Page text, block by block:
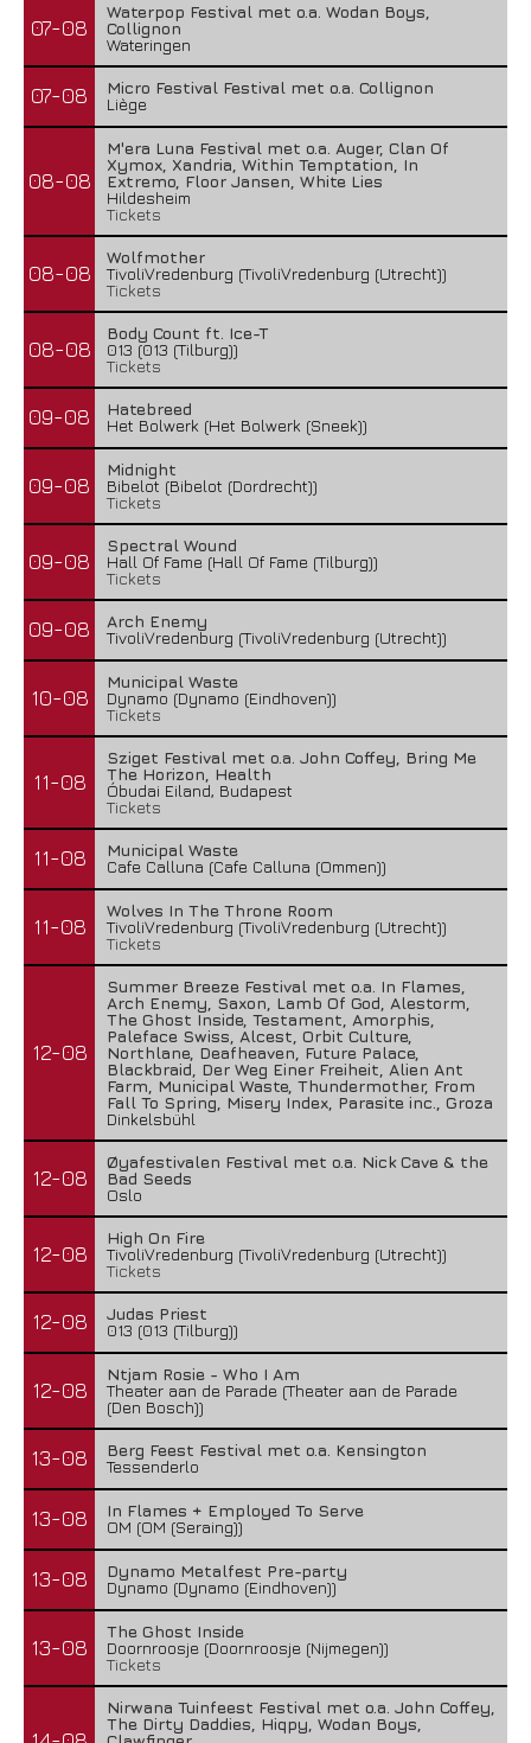
07-08
Waterpop Festival met o.a. Wodan Boys,
Collignon
Wateringen
07-08
Micro Festival Festival met o.a. Collignon
Liège
08-08
M'era Luna Festival met o.a. Auger, Clan Of
Xymox, Xandria, Within Temptation, In
Extremo, Floor Jansen, White Lies
Hildesheim
Tickets
08-08
Wolfmother
TivoliVredenburg (TivoliVredenburg (Utrecht))
Tickets
08-08
Body Count ft. Ice-T
013 (013 (Tilburg))
Tickets
09-08
Hatebreed
Het Bolwerk (Het Bolwerk (Sneek))
09-08
Midnight
Bibelot (Bibelot (Dordrecht))
Tickets
09-08
Spectral Wound
Hall Of Fame (Hall Of Fame (Tilburg))
Tickets
09-08
Arch Enemy
TivoliVredenburg (TivoliVredenburg (Utrecht))
10-08
Municipal Waste
Dynamo (Dynamo (Eindhoven))
Tickets
11-08
Sziget Festival met o.a. John Coffey, Bring Me
The Horizon, Health
Óbudai Eiland, Budapest
Tickets
11-08
Municipal Waste
Cafe Calluna (Cafe Calluna (Ommen))
11-08
Wolves In The Throne Room
TivoliVredenburg (TivoliVredenburg (Utrecht))
Tickets
12-08
Summer Breeze Festival met o.a. In Flames,
Arch Enemy, Saxon, Lamb Of God, Alestorm,
The Ghost Inside, Testament, Amorphis,
Paleface Swiss, Alcest, Orbit Culture,
Northlane, Deafheaven, Future Palace,
Blackbraid, Der Weg Einer Freiheit, Alien Ant
Farm, Municipal Waste, Thundermother, From
Fall To Spring, Misery Index, Parasite inc., Groza
Dinkelsbühl
12-08
Øyafestivalen Festival met o.a. Nick Cave & the
Bad Seeds
Oslo
12-08
High On Fire
TivoliVredenburg (TivoliVredenburg (Utrecht))
Tickets
12-08
Judas Priest
013 (013 (Tilburg))
12-08
Ntjam Rosie - Who I Am
Theater aan de Parade (Theater aan de Parade
(Den Bosch))
13-08
Berg Feest Festival met o.a. Kensington
Tessenderlo
13-08
In Flames + Employed To Serve
OM (OM (Seraing))
13-08
Dynamo Metalfest Pre-party
Dynamo (Dynamo (Eindhoven))
13-08
The Ghost Inside
Doornroosje (Doornroosje (Nijmegen))
Tickets
Nirwana Tuinfeest Festival met o.a. John Coffey,
The Dirty Daddies, Hiqpy, Wodan Boys,